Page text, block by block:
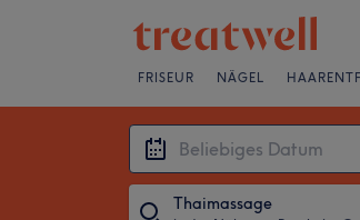
FRISEUR NÄGEL
Thaimassage